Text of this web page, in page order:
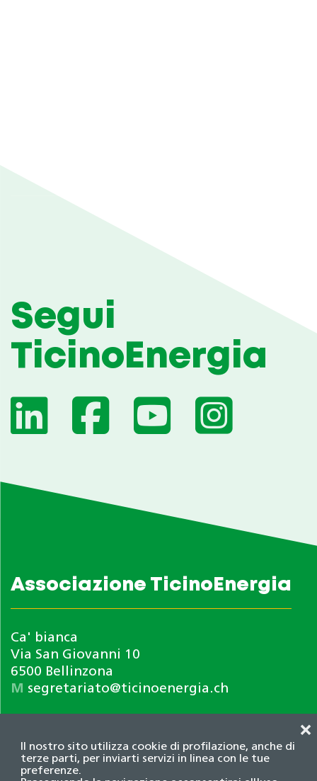
Il nostro sito utilizza cookie di profilazione, anche di
terze parti, per inviarti servizi in linea con le tue
preferenze.
❌
Segui
TicinoEnergia
Associazione TicinoEnergia
Ca' bianca
Via San Giovanni 10
6500 Bellinzona
M segretariato@ticinoenergia.ch